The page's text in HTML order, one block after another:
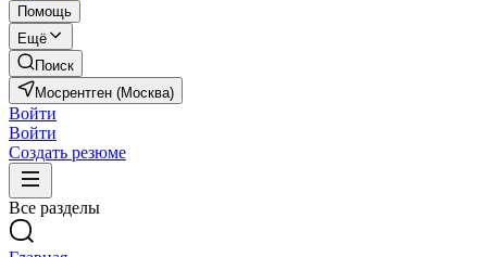
Помощь
Ещё
Поиск
Мосрентген (Москва)
Войти
Войти
Создать резюме
Все разделы